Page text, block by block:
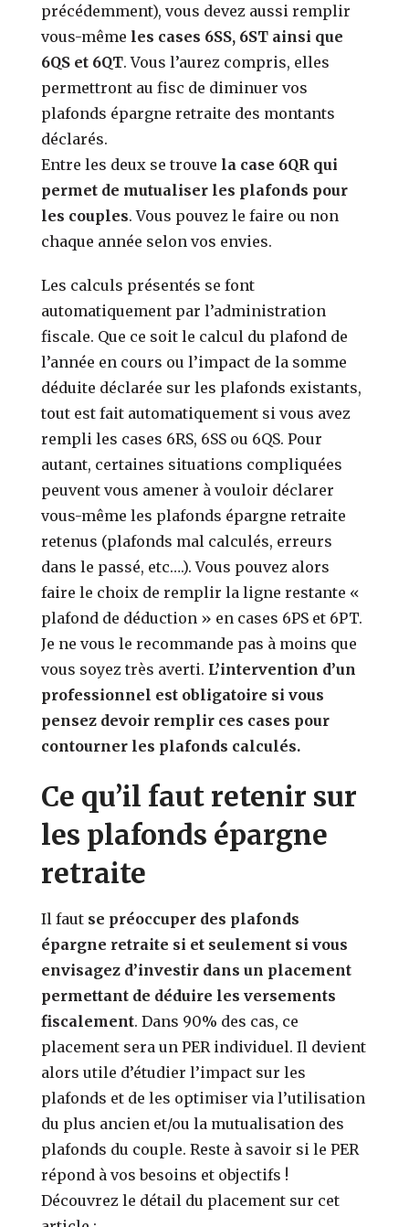
précédemment), vous devez aussi remplir
vous-même les cases 6SS, 6ST ainsi que
6QS et 6QT. Vous l’aurez compris, elles
permettront au fisc de diminuer vos
plafonds épargne retraite des montants
déclarés.
Entre les deux se trouve la case 6QR qui
permet de mutualiser les plafonds pour
les couples. Vous pouvez le faire ou non
chaque année selon vos envies.
Les calculs présentés se font
automatiquement par l’administration
fiscale. Que ce soit le calcul du plafond de
l’année en cours ou l’impact de la somme
déduite déclarée sur les plafonds existants,
tout est fait automatiquement si vous avez
rempli les cases 6RS, 6SS ou 6QS. Pour
autant, certaines situations compliquées
peuvent vous amener à vouloir déclarer
vous-même les plafonds épargne retraite
retenus (plafonds mal calculés, erreurs
dans le passé, etc….). Vous pouvez alors
faire le choix de remplir la ligne restante «
plafond de déduction » en cases 6PS et 6PT.
Je ne vous le recommande pas à moins que
vous soyez très averti. L’intervention d’un
professionnel est obligatoire si vous
pensez devoir remplir ces cases pour
contourner les plafonds calculés.
Ce qu’il faut retenir sur
les plafonds épargne
retraite
Il faut se préoccuper des plafonds
épargne retraite si et seulement si vous
envisagez d’investir dans un placement
permettant de déduire les versements
fiscalement. Dans 90% des cas, ce
placement sera un PER individuel. Il devient
alors utile d’étudier l’impact sur les
plafonds et de les optimiser via l’utilisation
du plus ancien et/ou la mutualisation des
plafonds du couple. Reste à savoir si le PER
répond à vos besoins et objectifs !
Découvrez le détail du placement sur cet